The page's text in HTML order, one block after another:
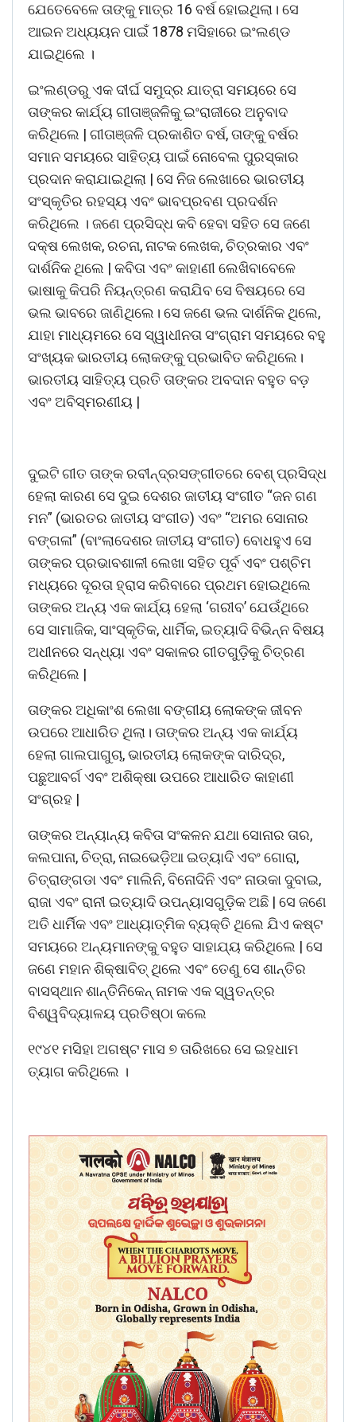
ଯେତେବେଳେ ତାଙ୍କୁ ମାତ୍ର 16 ବର୍ଷ ହୋଇଥିଲା। ସେ
ଆଇନ ଅଧ୍ୟୟନ ପାଇଁ 1878 ମସିହାରେ ଇଂଲଣ୍ଡ
ଯାଇଥିଲେ ।
ଇଂଲଣ୍ଡରୁ ଏକ ଦୀର୍ଘ ସମୁଦ୍ର ଯାତ୍ରା ସମୟରେ ସେ
ତାଙ୍କର କାର୍ଯ୍ୟ ଗୀତାଞ୍ଜଳିକୁ ଇଂରାଜୀରେ ଅନୁବାଦ
କରିଥିଲେ | ଗୀତାଞ୍ଜଳି ପ୍ରକାଶିତ ବର୍ଷ, ତାଙ୍କୁ ବର୍ଷର
ସମାନ ସମୟରେ ସାହିତ୍ୟ ପାଇଁ ନୋବେଲ ପୁରସ୍କାର
ପ୍ରଦାନ କରାଯାଇଥିଲା | ସେ ନିଜ ଲେଖାରେ ଭାରତୀୟ
ସଂସ୍କୃତିର ରହସ୍ୟ ଏବଂ ଭାବପ୍ରବଣ ପ୍ରଦର୍ଶନ
କରିଥିଲେ । ଜଣେ ପ୍ରସିଦ୍ଧ କବି ହେବା ସହିତ ସେ ଜଣେ
ଦକ୍ଷ ଲେଖକ, ରଚନା, ନାଟକ ଲେଖକ, ଚିତ୍ରକାର ଏବଂ
ଦାର୍ଶନିକ ଥିଲେ | କବିତା ଏବଂ କାହାଣୀ ଲେଖିବାବେଳେ
ଭାଷାକୁ କିପରି ନିୟନ୍ତ୍ରଣ କରାଯିବ ସେ ବିଷୟରେ ସେ
ଭଲ ଭାବରେ ଜାଣିଥିଲେ। ସେ ଜଣେ ଭଲ ଦାର୍ଶନିକ ଥିଲେ,
ଯାହା ମାଧ୍ୟମରେ ସେ ସ୍ୱାଧୀନତା ସଂଗ୍ରାମ ସମୟରେ ବହୁ
ସଂଖ୍ୟକ ଭାରତୀୟ ଲୋକଙ୍କୁ ପ୍ରଭାବିତ କରିଥିଲେ।
ଭାରତୀୟ ସାହିତ୍ୟ ପ୍ରତି ତାଙ୍କର ଅବଦାନ ବହୁତ ବଡ଼
ଏବଂ ଅବିସ୍ମରଣୀୟ |
ଦୁଇଟି ଗୀତ ତାଙ୍କ ରବୀନ୍ଦ୍ରସଙ୍ଗୀତରେ ବେଶ୍ ପ୍ରସିଦ୍ଧ
ହେଲା କାରଣ ସେ ଦୁଇ ଦେଶର ଜାତୀୟ ସଂଗୀତ “ଜନ ଗଣ
ମନ” (ଭାରତର ଜାତୀୟ ସଂଗୀତ) ଏବଂ “ଅମର ସୋନାର
ବଙ୍ଗଳା” (ବାଂଲାଦେଶର ଜାତୀୟ ସଂଗୀତ) ବୋଧହୁଏ ସେ
ତାଙ୍କର ପ୍ରଭାବଶାଳୀ ଲେଖା ସହିତ ପୂର୍ବ ଏବଂ ପଶ୍ଚିମ
ମଧ୍ୟରେ ଦୂରତା ହ୍ରାସ କରିବାରେ ପ୍ରଥମ ହୋଇଥିଲେ
ତାଙ୍କର ଅନ୍ୟ ଏକ କାର୍ଯ୍ୟ ହେଲା ‘ଗରୀବ’ ଯେଉଁଥିରେ
ସେ ସାମାଜିକ, ସାଂସ୍କୃତିକ, ଧାର୍ମିକ, ଇତ୍ୟାଦି ବିଭିନ୍ନ ବିଷୟ
ଅଧୀନରେ ସନ୍ଧ୍ୟା ଏବଂ ସକାଳର ଗୀତଗୁଡ଼ିକୁ ଚିତ୍ରଣ
କରିଥିଲେ |
ତାଙ୍କର ଅଧିକାଂଶ ଲେଖା ବଙ୍ଗୀୟ ଲୋକଙ୍କ ଜୀବନ
ଉପରେ ଆଧାରିତ ଥିଲା। ତାଙ୍କର ଅନ୍ୟ ଏକ କାର୍ଯ୍ୟ
ହେଲା ଗାଲପାଗୁଚା, ଭାରତୀୟ ଲୋକଙ୍କ ଦାରିଦ୍ର,
ପଛୁଆବର୍ଗ ଏବଂ ଅଶିକ୍ଷା ଉପରେ ଆଧାରିତ କାହାଣୀ
ସଂଗ୍ରହ |
ତାଙ୍କର ଅନ୍ୟାନ୍ୟ କବିତା ସଂକଳନ ଯଥା ସୋନାର ତାର,
କଲପାନା, ଚିତ୍ରା, ନାଇଭେଡ଼ିଆ ଇତ୍ୟାଦି ଏବଂ ଗୋରା,
ଚିତ୍ରାଙ୍ଗଡା ଏବଂ ମାଲିନି, ବିନୋଦିନି ଏବଂ ନାଉକା ଦୁବାଇ,
ରାଜା ଏବଂ ରାନୀ ଇତ୍ୟାଦି ଉପନ୍ୟାସଗୁଡ଼ିକ ଅଛି | ସେ ଜଣେ
ଅତି ଧାର୍ମିକ ଏବଂ ଆଧ୍ୟାତ୍ମିକ ବ୍ୟକ୍ତି ଥିଲେ ଯିଏ କଷ୍ଟ
ସମୟରେ ଅନ୍ୟମାନଙ୍କୁ ବହୁତ ସାହାଯ୍ୟ କରିଥିଲେ | ସେ
ଜଣେ ମହାନ ଶିକ୍ଷାବିତ୍ ଥିଲେ ଏବଂ ତେଣୁ ସେ ଶାନ୍ତିର
ବାସସ୍ଥାନ ଶାନ୍ତିନିକେନ୍ ନାମକ ଏକ ସ୍ୱତନ୍ତ୍ର
ବିଶ୍ୱବିଦ୍ୟାଳୟ ପ୍ରତିଷ୍ଠା କଲେ
୧୯୪୧ ମସିହା ଅଗଷ୍ଟ ମାସ ୭ ତାରିଖରେ ସେ ଇହଧାମ
ତ୍ୟାଗ କରିଥିଲେ ।